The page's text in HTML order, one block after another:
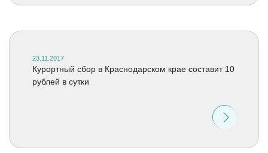
23.11.2017
Курортный сбор в Краснодарском крае составит 10
рублей в сутки